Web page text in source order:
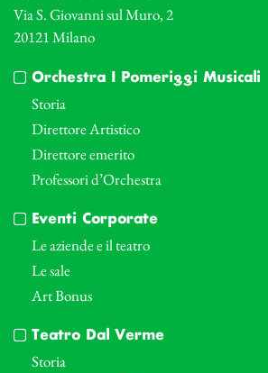
Via S. Giovanni sul Muro, 2
20121 Milano
Orchestra I Pomeriggi Musicali
Storia
Direttore Artistico
Direttore emerito
Professori d’Orchestra
Eventi Corporate
Le aziende e il teatro
Le sale
Art Bonus
Teatro Dal Verme
Storia